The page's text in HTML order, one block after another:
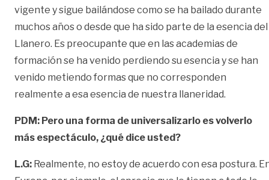
vigente y sigue bailándose como se ha bailado durante
muchos años o desde que ha sido parte de la esencia del
Llanero. Es preocupante que en las academias de
formación se ha venido perdiendo su esencia y se han
venido metiendo formas que no corresponden
realmente a esa esencia de nuestra llaneridad.
PDM: Pero una forma de universalizarlo es volverlo
más espectáculo, ¿qué dice usted?
L.G: Realmente, no estoy de acuerdo con esa postura.